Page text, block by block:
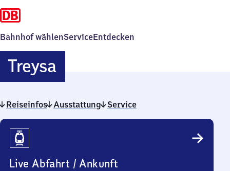
Bahnhof wählenServiceEntdecken
TreysaTreysa
Reiseinfos Ausstattung Service
Reiseinfos
Live Abfahrt / Ankunft